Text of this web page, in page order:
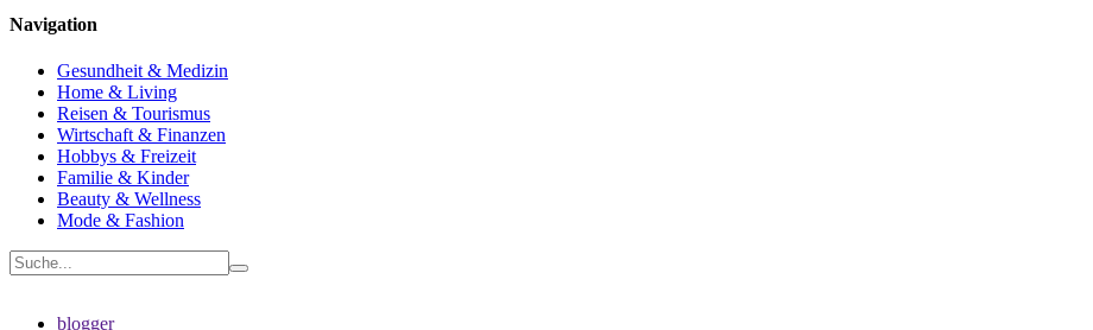
Navigation
Gesundheit & Medizin
Home & Living
Reisen & Tourismus
Wirtschaft & Finanzen
Hobbys & Freizeit
Familie & Kinder
Beauty & Wellness
Mode & Fashion
blogger